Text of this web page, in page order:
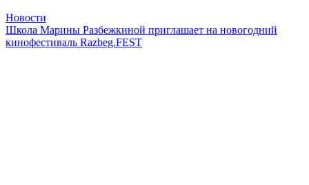
Новости
Школа Марины Разбежкиной приглашает на новогодний
кинофестиваль Razbeg.FEST